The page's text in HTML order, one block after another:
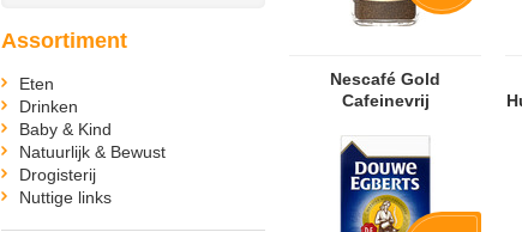
Nescafé Gold
Cafeinevrij
Assortiment
Eten
Drinken
Baby & Kind
Natuurlijk & Bewust
Drogisterij
Nuttige links